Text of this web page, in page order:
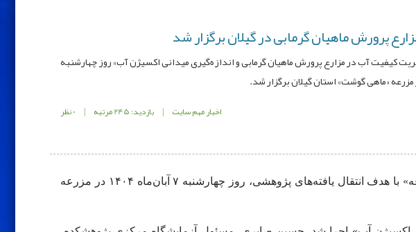
پرورش ماهیان گرمابی در گیلان برگزار شد
کیفیت آب در مزارع پرورش ماهیان گرمابی و اندازه‌گیری میدانی اکسیژن آب» روز چهارشنبه
اخبار مهم سایت | بازدید: 245 مرتبه | 0 نظر
به گزارش روابط عمومی پژوهشکده آبزی‌پروری آب‌های داخلی کشور (بندرانزلی)، مراسم «روز مزرعه» با هدف انتقال یافته‌های پژوهشی، روز چهارشنبه ۷ آبان‌ماه ۱۴۰۴ در مزرعه